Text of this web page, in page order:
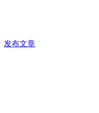
发布文章